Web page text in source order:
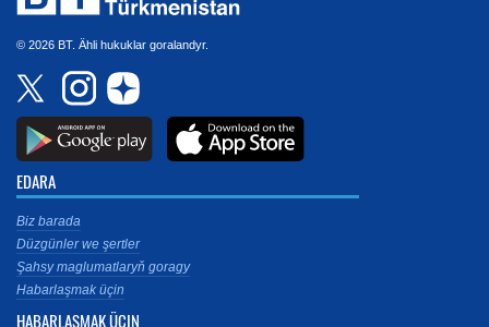
© 2026 BT. Ähli hukuklar goralandyr.
EDARA
Biz barada
Düzgünler we şertler
Şahsy maglumatlaryň goragy
Habarlaşmak üçin
HABARLAŞMAK ÜÇIN